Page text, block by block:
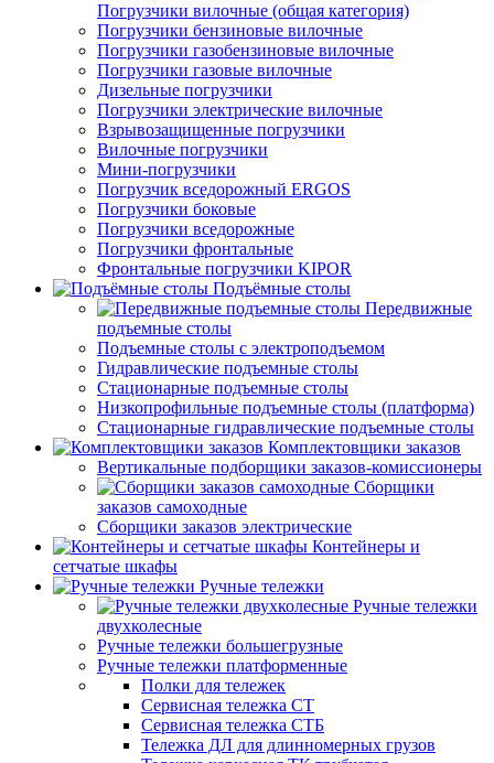
Погрузчики вилочные (общая категория)
Погрузчики бензиновые вилочные
Погрузчики газобензиновые вилочные
Погрузчики газовые вилочные
Дизельные погрузчики
Погрузчики электрические вилочные
Взрывозащищенные погрузчики
Вилочные погрузчики
Мини-погрузчики
Погрузчик вседорожный ERGOS
Погрузчики боковые
Погрузчики вседорожные
Погрузчики фронтальные
Фронтальные погрузчики KIPOR
Подъёмные столы
Передвижные
подъемные столы
Подъемные столы с электроподъемом
Гидравлические подъемные столы
Стационарные подъемные столы
Низкопрофильные подъемные столы (платформа)
Стационарные гидравлические подъемные столы
Комплектовщики заказов
Вертикальные подборщики заказов-комиссионеры
Сборщики
заказов самоходные
Сборщики заказов электрические
Контейнеры и
сетчатые шкафы
Ручные тележки
Ручные тележки
двухколесные
Ручные тележки большегрузные
Ручные тележки платформенные
Полки для тележек
Сервисная тележка СТ
Сервисная тележка СТБ
Тележка ДЛ для длинномерных грузов